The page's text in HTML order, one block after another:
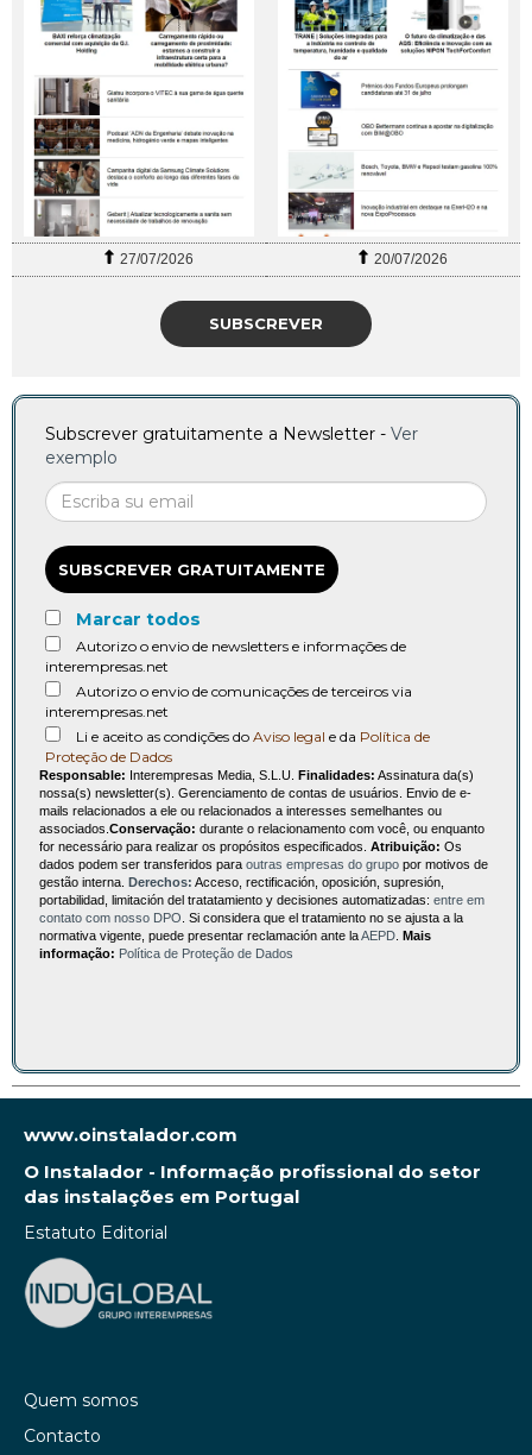
27/07/2026 20/07/2026
SUBSCREVER
Subscrever gratuitamente a Newsletter - Ver
exemplo
SUBSCREVER GRATUITAMENTE
Marcar todos
Autorizo o envio de newsletters e informações de
interempresas.net
Autorizo o envio de comunicações de terceiros via
interempresas.net
Li e aceito as condições do Aviso legal e da Política de
Proteção de Dados
Responsable: Interempresas Media, S.L.U. Finalidades: Assinatura da(s)
nossa(s) newsletter(s). Gerenciamento de contas de usuários. Envio de e-
mails relacionados a ele ou relacionados a interesses semelhantes ou
associados. Conservação: durante o relacionamento com você, ou enquanto
for necessário para realizar os propósitos especificados. Atribuição: Os
dados podem ser transferidos para outras empresas do grupo por motivos de
gestão interna. Derechos: Acceso, rectificación, oposición, supresión,
portabilidad, limitación del tratatamiento y decisiones automatizadas: entre em
contato com nosso DPO . Si considera que el tratamiento no se ajusta a la
normativa vigente, puede presentar reclamación ante laAEPD Mais
informação: Política de Proteção de Dados
www.oinstalador.com
O Instalador - Informação profissional do setor
das instalações em Portugal
Estatuto Editorial
Quem somos
Contacto